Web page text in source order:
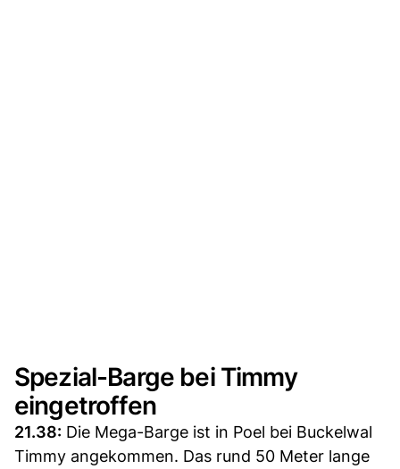
Spezial-Barge bei Timmy
eingetroffen
21.38: Die Mega-Barge ist in Poel bei Buckelwal
Timmy angekommen. Das rund 50 Meter lange